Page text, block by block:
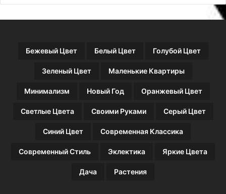
Бежевый Цвет Белый Цвет Голубой Цвет
Зеленый Цвет Маленькие Квартиры
Минимализм Новый Год Оранжевый Цвет
Светлые Цвета Своими Руками Серый Цвет
Синий Цвет Современная Классика
Современный Стиль Эклектика Яркие Цвета
Дача Растения